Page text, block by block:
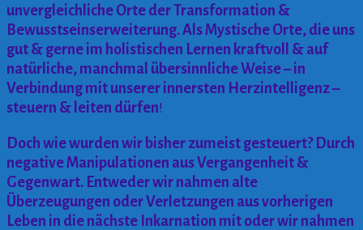
unvergleichliche Orte der Transformation &
Bewusstseinserweiterung. Als Mystische Orte, die uns
gut & gerne im holistischen Lernen kraftvoll & auf
natürliche, manchmal übersinnliche Weise – in
Verbindung mit unserer innersten Herzintelligenz –
steuern & leiten dürfen!
Doch wie wurden wir bisher zumeist gesteuert? Durch
negative Manipulationen aus Vergangenheit &
Gegenwart. Entweder wir nahmen alte
Überzeugungen oder Verletzungen aus vorherigen
Leben in die nächste Inkarnation mit oder wir nahmen